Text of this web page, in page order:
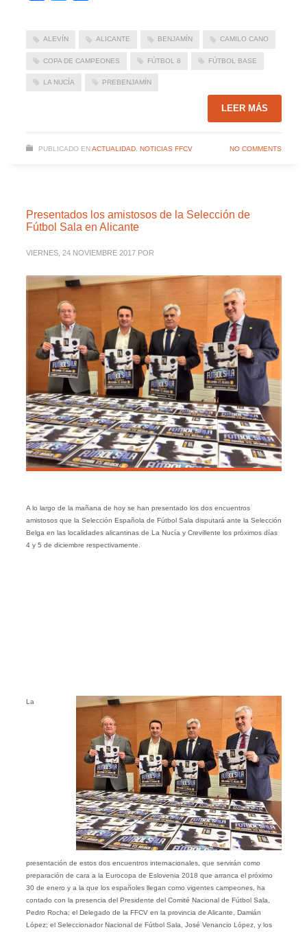
ALEVÍN ALICANTE BENJAMÍN CAMILO CANO
COPA DE CAMPEONES FÚTBOL 8 FÚTBOL BASE
LA NUCÍA PREBENJAMÍN
LEER MÁS
PUBLICADO EN ACTUALIDAD, NOTICIAS FFCV NO COMMENTS
Presentados los amistosos de la Selección de
Fútbol Sala en Alicante
VIERNES, 24 NOVIEMBRE 2017 POR
A lo largo de la mañana de hoy se han presentado los dos encuentros
amistosos que la Selección Española de Fútbol Sala disputará ante la Selección
Belga en las localidades alicantinas de La Nucía y Crevillente los próximos días
4 y 5 de diciembre respectivamente.
La
presentación de estos dos encuentros internacionales, que servirán como
preparación de cara a la Eurocopa de Eslovenia 2018 que arranca el próximo
30 de enero y a la que los españoles llegan como vigentes campeones, ha
contado con la presencia del Presidente del Comité Nacional de Fútbol Sala,
Pedro Rocha; el Delegado de la FFCV en la provincia de Alicante, Damián
López; el Seleccionador Nacional de Fútbol Sala, José Venancio López, y los